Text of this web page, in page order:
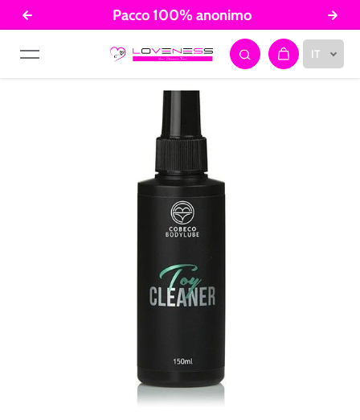
Salta al contenuto Pacco 100% anonimo
IT